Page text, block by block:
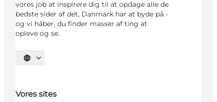
vores job at inspirere dig til at opdage alle de
bedste sider af det, Danmark har at byde på -
og vi håber, du finder masser af ting at
opleve og se.
Vælg sprog
Vores sites